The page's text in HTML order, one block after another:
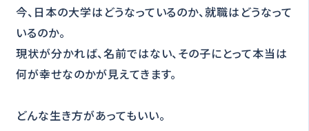
今、日本の大学はどうなっているのか、就職はどうなって
いるのか。
現状が分かれば、名前ではない、その子にとって本当は
何が幸せなのかが見えてきます。
どんな生き方があってもいい。